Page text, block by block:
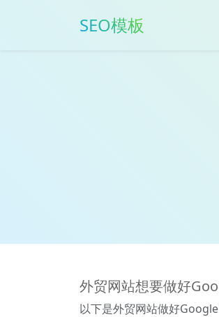
SEO模板
外贸网站想要做好
以下是外贸网站做好